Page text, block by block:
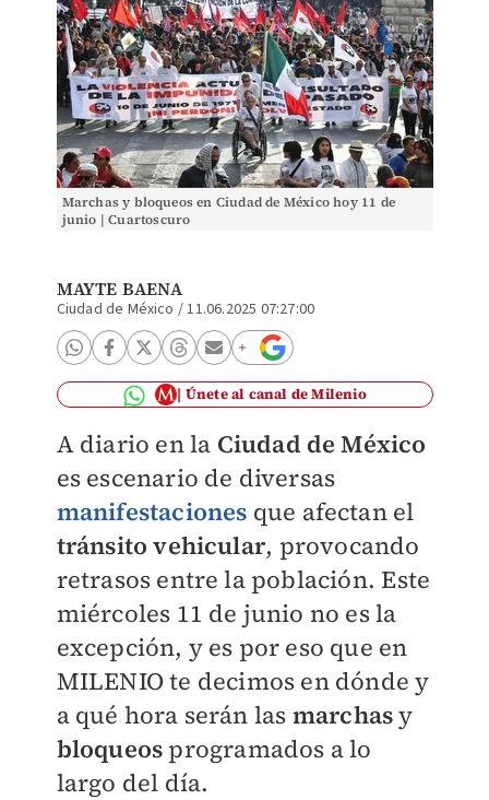
Marchas y bloqueos en Ciudad de México hoy 11 de
junio | Cuartoscuro
MAYTE BAENA
Ciudad de México /11.06.2025 07:27:00
Únete al canal de Milenio
A diario en la Ciudad de México
es escenario de diversas
manifestaciones que afectan el
tránsito vehicular, provocando
retrasos entre la población. Este
miércoles 11 de junio no es la
excepción, y es por eso que en
MILENIOte decimos en dónde y
a qué hora serán las marchasy
bloqueos programados a lo
largo del día.